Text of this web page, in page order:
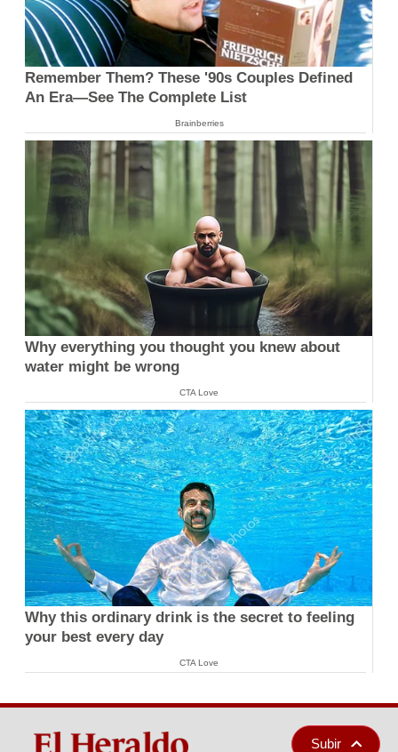
Remember Them? These '90s Couples Defined
An Era—See The Complete List
Brainberries
Why everything you thought you knew about
water might be wrong
CTA Love
Why this ordinary drink is the secret to feeling
your best every day
CTA Love
Subir